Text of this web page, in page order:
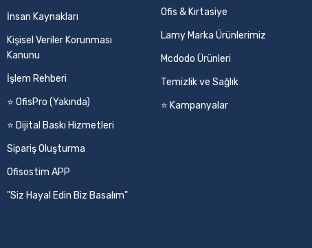
İnsan Kaynakları
Kişisel Veriler Korunması
Kanunu
İşlem Rehberi
⭐ OfisPro (Yakında)
⭐ Dijital Baskı Hizmetleri
Sipariş Oluşturma
Ofisostim APP
"Siz Hayal Edin Biz Basalım"
Ofis & Kırtasiye
Lamy Marka Ürünlerimiz
Mcdodo Ürünleri
Temizlik ve Sağlık
⭐ Kampanyalar